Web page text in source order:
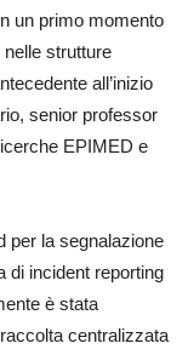
un primo momento
strutture
all’inizio
senior professor
EPIMED e
per la segnalazione
di incident reporting
è stata
centralizzata